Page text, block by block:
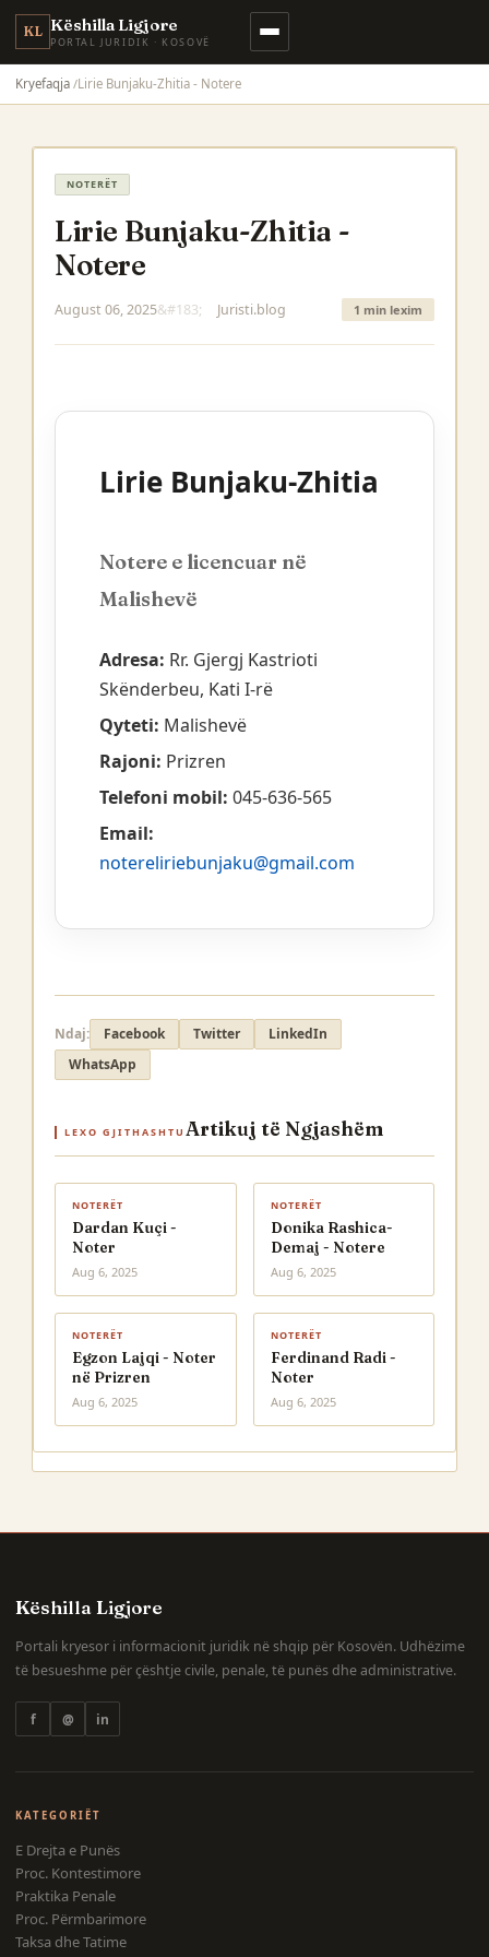
KL Këshilla Ligjore
PORTAL JURIDIK · KOSOVË
Kryefaqja Lirie Bunjaku-Zhitia - Notere
NOTERËT
Lirie Bunjaku-Zhitia -
Notere
August 06, 2025 Juristi.blog 1 min lexim
Lirie Bunjaku-Zhitia
Notere e licencuar në
Malishevë
Adresa: Rr. Gjergj Kastrioti
Skënderbeu, Kati I-rë
Qyteti: Malishevë
Rajoni: Prizren
Telefoni mobil: 045-636-565
Email:
notereliriebunjaku@gmail.com
Ndaj: Facebook Twitter
LinkedIn
WhatsApp
LEXO GJITHASHTU Artikuj të Ngjashëm
NOTERËT
Dardan Kuçi -
Noter
Aug 6, 2025
NOTERËT
Donika Rashica-
Demaj - Notere
Aug 6, 2025
NOTERËT
Egzon Lajqi - Noter
në Prizren
Aug 6, 2025
NOTERËT
Ferdinand Radi -
Noter
Aug 6, 2025
Këshilla Ligjore
Portali kryesor i informacionit juridik në shqip për Kosovën. Udhëzime
të besueshme për çështje civile, penale, të punës dhe administrative.
f @ in
KATEGORIËT
E Drejta e Punës
Proc. Kontestimore
Praktika Penale
Proc. Përmbarimore
Taksa dhe Tatime